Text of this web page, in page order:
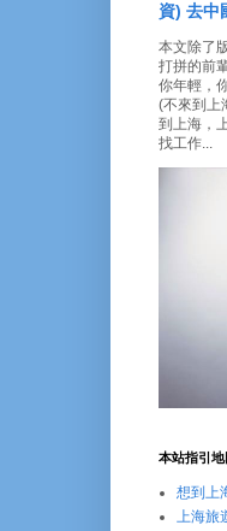
資) 去中
本文除了
打拼的前
你年輕，
(不來到上
到上海，
找工作...
本站指引地
想到上
上海旅